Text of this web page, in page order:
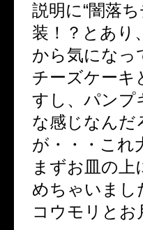
説明に“闇落
装！？とあり
から気になっ
チーズケーキ
すし、パンプ
な感じなんだ
が・・・これ
まずお皿の
めちゃいまし
コウモリとお